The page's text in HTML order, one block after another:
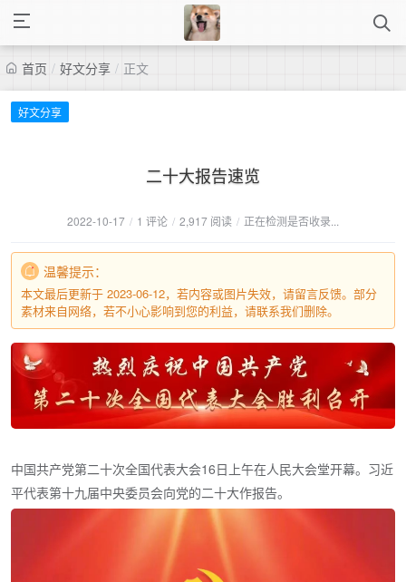
首页 / 好文分享 / 正文
好文分享
二十大报告速览
2022-10-17 / 1 评论 / 2,917 阅读 / 正在检测是否收录...
温馨提示：
本文最后更新于 2023-06-12，若内容或图片失效，请留言反馈。部分
素材来自网络，若不小心影响到您的利益，请联系我们删除。
中国共产党第二十次全国代表大会16日上午在人民大会堂开幕。习近
平代表第十九届中央委员会向党的二十大作报告。